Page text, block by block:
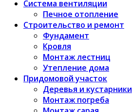
Система вентиляции
Печное отопление
Строительство и ремонт
Фундамент
Кровля
Монтаж лестниц
Утепление дома
Придомовой участок
Деревья и кустарники
Монтаж погреба